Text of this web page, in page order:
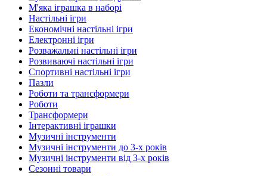
М'яка іграшка в наборі
Настільні ігри
Економічні настільні ігри
Електронні ігри
Розважальні настільні ігри
Розвиваючі настільні ігри
Спортивні настільні ігри
Пазли
Роботи та трансформери
Роботи
Трансформери
Інтерактивні іграшки
Музичні інструменти
Музичні інструменти до 3-х років
Музичні інструменти від 3-х років
Сезонні товари